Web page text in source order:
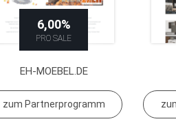
6,00%
PRO SALE
EH-MOEBEL.DE
zum Partnerprogramm